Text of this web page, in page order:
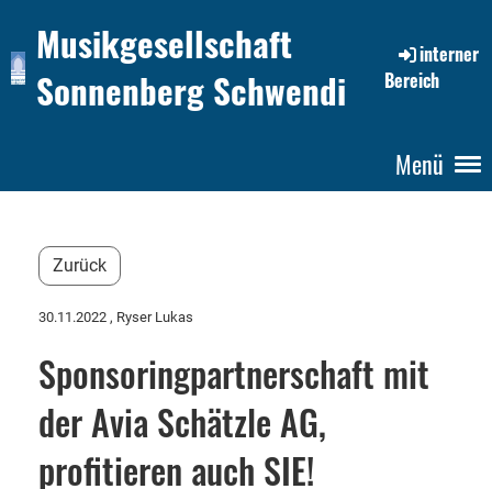
Musikgesellschaft
Sonnenberg Schwendi
interner
Bereich
Menü
Zurück
30.11.2022 , Ryser Lukas
Sponsoringpartnerschaft mit
der Avia Schätzle AG,
profitieren auch SIE!